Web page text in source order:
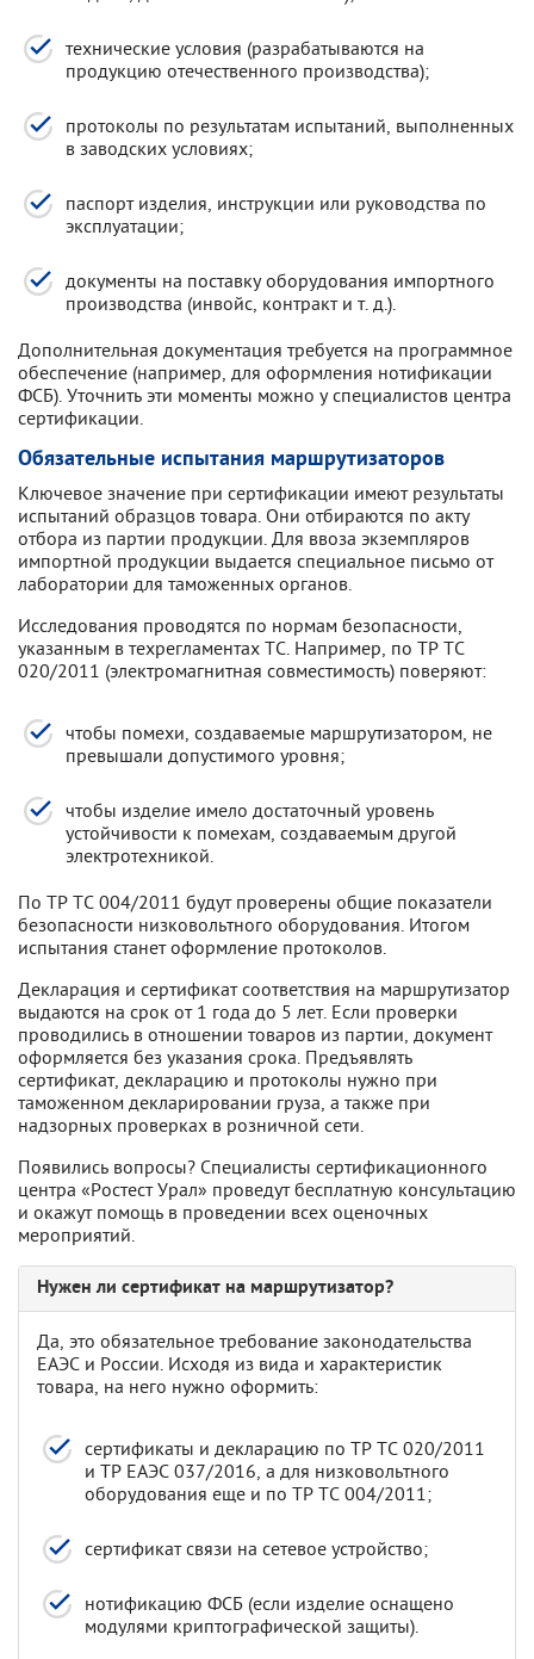
технические условия (разрабатываются на
продукцию отечественного производства);
протоколы по результатам испытаний, выполненных
в заводских условиях;
паспорт изделия, инструкции или руководства по
эксплуатации;
документы на поставку оборудования импортного
производства (инвойс, контракт и т. д.).
Дополнительная документация требуется на программное
обеспечение (например, для оформления нотификации
ФСБ). Уточнить эти моменты можно у специалистов центра
сертификации.
Обязательные испытания маршрутизаторов
Ключевое значение при сертификации имеют результаты
испытаний образцов товара. Они отбираются по акту
отбора из партии продукции. Для ввоза экземпляров
импортной продукции выдается специальное письмо от
лаборатории для таможенных органов.
Исследования проводятся по нормам безопасности,
указанным в техрегламентах ТС. Например, по ТР ТС
020/2011 (электромагнитная совместимость) поверяют:
чтобы помехи, создаваемые маршрутизатором, не
превышали допустимого уровня;
чтобы изделие имело достаточный уровень
устойчивости к помехам, создаваемым другой
электротехникой.
По ТР ТС 004/2011 будут проверены общие показатели
безопасности низковольтного оборудования. Итогом
испытания станет оформление протоколов.
Декларация и сертификат соответствия на маршрутизатор
выдаются на срок от 1 года до 5 лет. Если проверки
проводились в отношении товаров из партии, документ
оформляется без указания срока. Предъявлять
сертификат, декларацию и протоколы нужно при
таможенном декларировании груза, а также при
надзорных проверках в розничной сети.
Появились вопросы? Специалисты сертификационного
центра «Ростест Урал» проведут бесплатную консультацию
и окажут помощь в проведении всех оценочных
мероприятий.
Нужен ли сертификат на маршрутизатор?
Да, это обязательное требование законодательства
ЕАЭС и России. Исходя из вида и характеристик
товара, на него нужно оформить:
сертификаты и декларацию по ТР ТС 020/2011
и ТР ЕАЭС 037/2016, а для низковольтного
оборудования еще и по ТР ТС 004/2011;
сертификат связи на сетевое устройство;
нотификацию ФСБ (если изделие оснащено
модулями криптографической защиты).